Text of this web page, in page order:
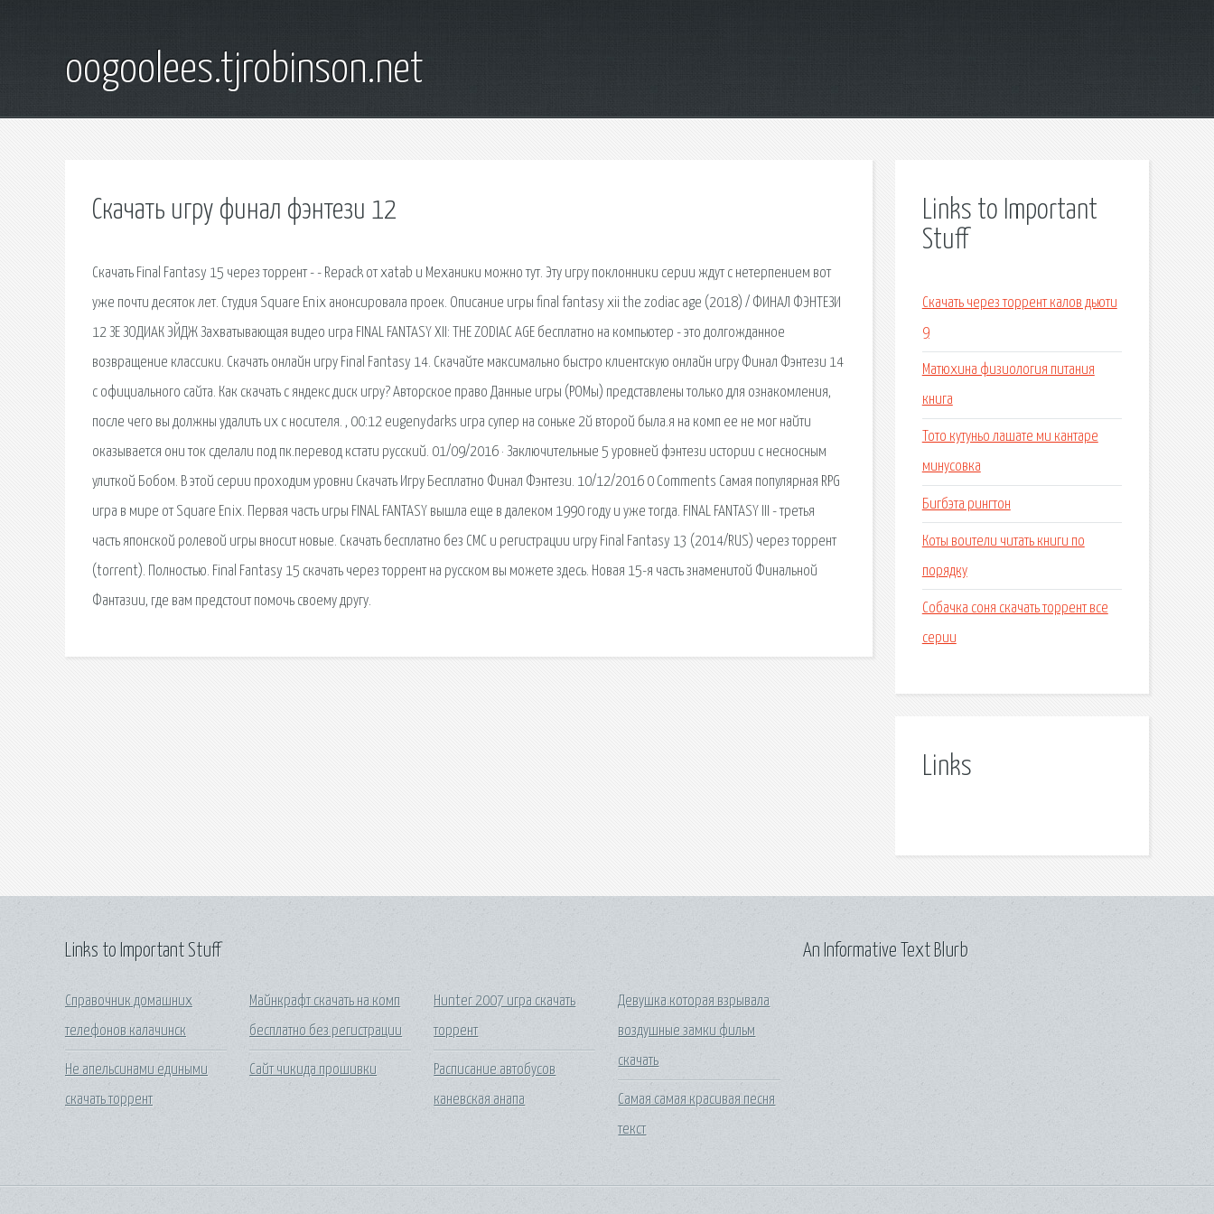
oogoolees.tjrobinson.net
Скачать игру финал фэнтези 12
Скачать Final Fantasy 15 через торрент - - Repack от xatab и Механики можно тут. Эту игру поклонники серии ждут с нетерпением вот
уже почти десяток лет. Студия Square Enix анонсировала проек. Описание игры final fantasy xii the zodiac age (2018) / ФИНАЛ ФЭНТЕЗИ
12 ЗЕ ЗОДИАК ЭЙДЖ Захватывающая видео игра FINAL FANTASY XII: THE ZODIAC AGE бесплатно на компьютер - это долгожданное
возврaщение клaссики. Скачать онлайн игру Final Fantasy 14. Скачайте максимально быстро клиентскую онлайн игру Финал Фэнтези 14
с официального сайта. Как скачать с яндекс диск игру? Авторское право Данные игры (РОМы) представлены только для ознакомления,
после чего вы должны удалить их с носителя. , 00:12 eugenydarks игра супер на соньке 2й второй была.я на комп ее не мог найти
оказывается они ток сделали под пк.перевод кстати русский. 01/09/2016 · Заключительные 5 уровней фэнтези истории с несносным
улиткой Бобом. В этой серии проходим уровни Скачать Игру Бесплатно Финал Фэнтези. 10/12/2016 0 Comments Самая популярная RPG
игра в мире от Square Enix. Первая часть игры FINAL FANTASY вышла еще в далеком 1990 году и уже тогда. FINAL FANTASY III - третья
часть японской ролевой игры вносит новые. Скачать бесплатно без СМС и регистрации игру Final Fantasy 13 (2014/RUS) через торрент
(torrent). Полностью. Final Fantasy 15 скачать через торрент на русском вы можете здесь. Новая 15-я часть знаменитой Финальной
Фантазии, где вам предстоит помочь своему другу.
Links to Important
Stuff
Скачать через торрент калов дьюти
9
Матюхина физиология питания
книга
Тото кутуньо лашате ми кантаре
минусовка
Бигбэта рингтон
Коты воители читать книги по
порядку
Собачка соня скачать торрент все
серии
Links
Links to Important Stuff
Справочник домашних
телефонов калачинск
Не апельсинами едиными
скачать торрент
Майнкрафт скачать на комп
бесплатно без регистрации
Сайт чикида прошивки
Hunter 2007 игра скачать
торрент
Расписание автобусов
каневская анапа
Девушка которая взрывала
воздушные замки фильм
скачать
Самая самая красивая песня
текст
An Informative Text Blurb